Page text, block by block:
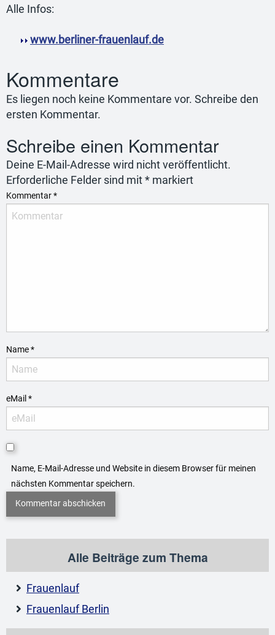
Alle Infos:
www.berliner-frauenlauf.de
Kommentare
Es liegen noch keine Kommentare vor. Schreibe den
ersten Kommentar.
Schreibe einen Kommentar
Deine E-Mail-Adresse wird nicht veröffentlicht.
Erforderliche Felder sind mit * markiert
Kommentar*
Name*
eMail *
Name, E-Mail-Adresse und Website in diesem Browser für meinen
nächsten Kommentar speichern.
Alle Beiträge zum Thema
Frauenlauf
Frauenlauf Berlin